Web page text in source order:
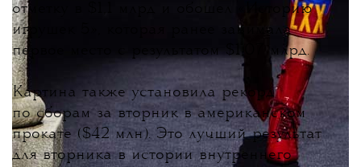
отметку в $1,1 млрд и обошел «Историю
игрушек 5», которая ранее занимала
первое место с результатом $1,07 млрд.
Картина также установила рекорд
по сборам за вторник в американском
прокате ($42 млн). Это лучший результат
для вторника в истории внутреннего